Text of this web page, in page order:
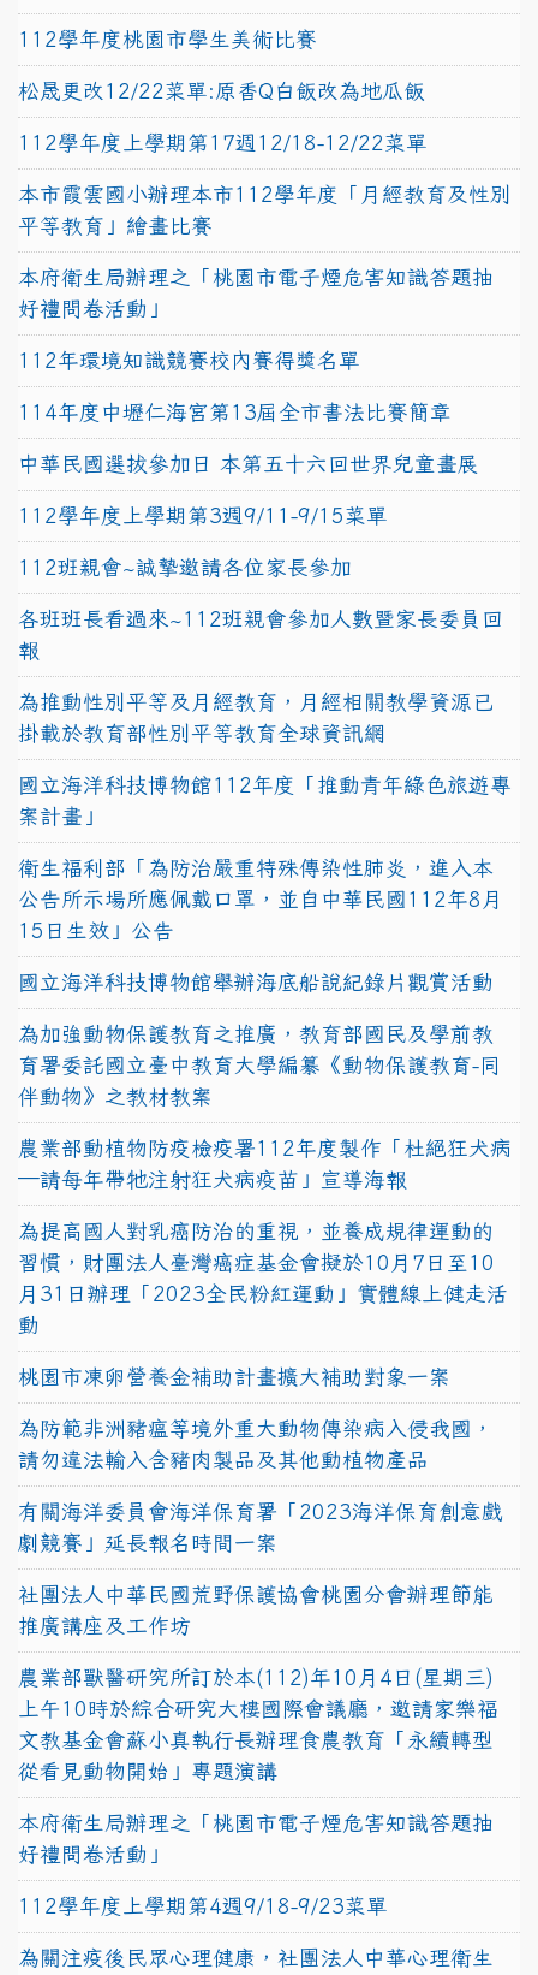
112學年度桃園市學生美術比賽
松晟更改12/22菜單:原香Q白飯改為地瓜飯
112學年度上學期第17週12/18-12/22菜單
本市霞雲國小辦理本市112學年度「月經教育及性別
平等教育」繪畫比賽
本府衛生局辦理之「桃園市電子煙危害知識答題抽
好禮問卷活動」
112年環境知識競賽校內賽得獎名單
114年度中壢仁海宮第13屆全市書法比賽簡章
中華民國選拔參加日 本第五十六回世界兒童畫展
112學年度上學期第3週9/11-9/15菜單
112班親會~誠摯邀請各位家長參加
各班班長看過來~112班親會參加人數暨家長委員回
報
為推動性別平等及月經教育，月經相關教學資源已
掛載於教育部性別平等教育全球資訊網
國立海洋科技博物館112年度「推動青年綠色旅遊專
案計畫」
衛生福利部「為防治嚴重特殊傳染性肺炎，進入本
公告所示場所應佩戴口罩，並自中華民國112年8月
15日生效」公告
國立海洋科技博物館舉辦海底船說紀錄片觀賞活動
為加強動物保護教育之推廣，教育部國民及學前教
育署委託國立臺中教育大學編纂《動物保護教育-同
伴動物》之教材教案
農業部動植物防疫檢疫署112年度製作「杜絕狂犬病
—請每年帶牠注射狂犬病疫苗」宣導海報
為提高國人對乳癌防治的重視，並養成規律運動的
習慣，財團法人臺灣癌症基金會擬於10月7日至10
月31日辦理「2023全民粉紅運動」實體線上健走活
動
桃園市凍卵營養金補助計畫擴大補助對象一案
為防範非洲豬瘟等境外重大動物傳染病入侵我國，
請勿違法輸入含豬肉製品及其他動植物產品
有關海洋委員會海洋保育署「2023海洋保育創意戲
劇競賽」延長報名時間一案
社團法人中華民國荒野保護協會桃園分會辦理節能
推廣講座及工作坊
農業部獸醫研究所訂於本(112)年10月4日(星期三)
上午10時於綜合研究大樓國際會議廳，邀請家樂福
文教基金會蘇小真執行長辦理食農教育「永續轉型
從看見動物開始」專題演講
本府衛生局辦理之「桃園市電子煙危害知識答題抽
好禮問卷活動」
112學年度上學期第4週9/18-9/23菜單
為關注疫後民眾心理健康，社團法人中華心理衛生